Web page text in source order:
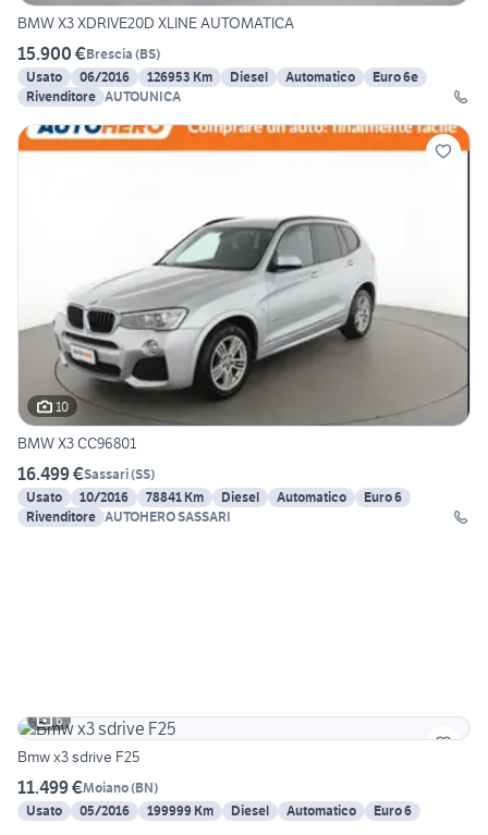
BMW X3 XDRIVE20D XLINE AUTOMATICA
15.900 €Brescia (BS)
Usato
06/2016 126953 Km Diesel Automatico
Euro 6e
Rivenditore AUTOUNICA
10
BMW X3 CC96801
16.499 €Sassari(SS)
Usato
10/2016 78841 Km Diesel Automatico
Euro 6
Rivenditore AUTOHERO SASSARI
6
Bmw x3 sdrive F25
11.499 €Moiano(BN)
Usato
05/2016 199999 Km Diesel Automatico
Euro 6